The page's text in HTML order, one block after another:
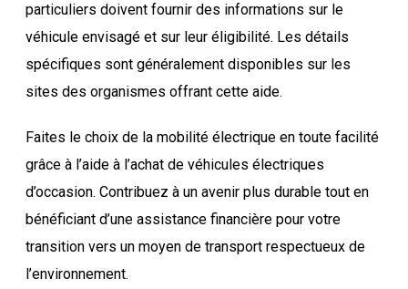
particuliers doivent fournir des informations sur le
véhicule envisagé et sur leur éligibilité. Les détails
spécifiques sont généralement disponibles sur les
sites des organismes offrant cette aide.
Faites le choix de la mobilité électrique en toute facilité
grâce à l’aide à l’achat de véhicules électriques
d’occasion. Contribuez à un avenir plus durable tout en
bénéficiant d’une assistance financière pour votre
transition vers un moyen de transport respectueux de
l’environnement.